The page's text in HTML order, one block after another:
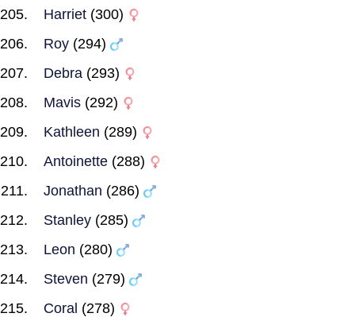
Harriet (300)
Roy (294)
Debra (293)
Mavis (292)
Kathleen (289)
Antoinette (288)
Jonathan (286)
Stanley (285)
Leon (280)
Steven (279)
Coral (278)